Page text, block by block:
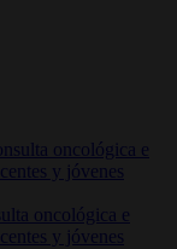
oncológica e
y jóvenes